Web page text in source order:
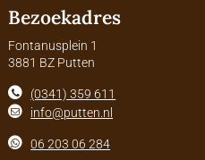
Bezoekadres
Fontanusplein 1
3881 BZ Putten
(0341) 359 611
info@putten.nl
06 203 06 284